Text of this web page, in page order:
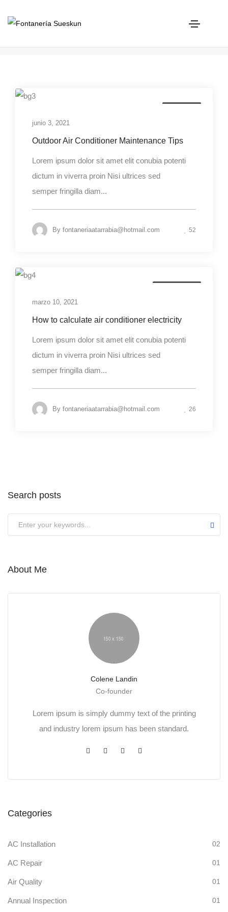
junio 3, 2021
Outdoor Air Conditioner Maintenance Tips
Lorem ipsum dolor sit amet elit conubia potenti
dictum in viverra proin Nisi ultrices sed
semper fringilla diam...
By fontaneriaatarrabia@hotmail.com 52
marzo 10, 2021
How to calculate air conditioner electricity
Lorem ipsum dolor sit amet elit conubia potenti
dictum in viverra proin Nisi ultrices sed
semper fringilla diam...
By fontaneriaatarrabia@hotmail.com 26
Search posts
About Me
Colene Landin
Co-founder
Lorem ipsum is simply dummy text of the printing
and industry lorem ipsum has been standard.
Categories
AC Installation 02
AC Repair 01
Air Quality 01
Annual Inspection 01